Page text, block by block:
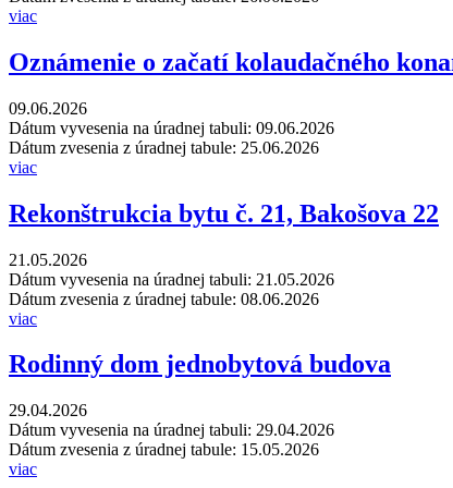
viac
Oznámenie o začatí kolaudačného
09.06.2026
Dátum vyvesenia na úradnej tabuli: 09.06.2026
Dátum zvesenia z úradnej tabule: 25.06.2026
viac
Rekonštrukcia bytu č. 21, Bakošova 22
21.05.2026
Dátum vyvesenia na úradnej tabuli: 21.05.2026
Dátum zvesenia z úradnej tabule: 08.06.2026
viac
Rodinný dom jednobytová budova
29.04.2026
Dátum vyvesenia na úradnej tabuli: 29.04.2026
Dátum zvesenia z úradnej tabule: 15.05.2026
viac